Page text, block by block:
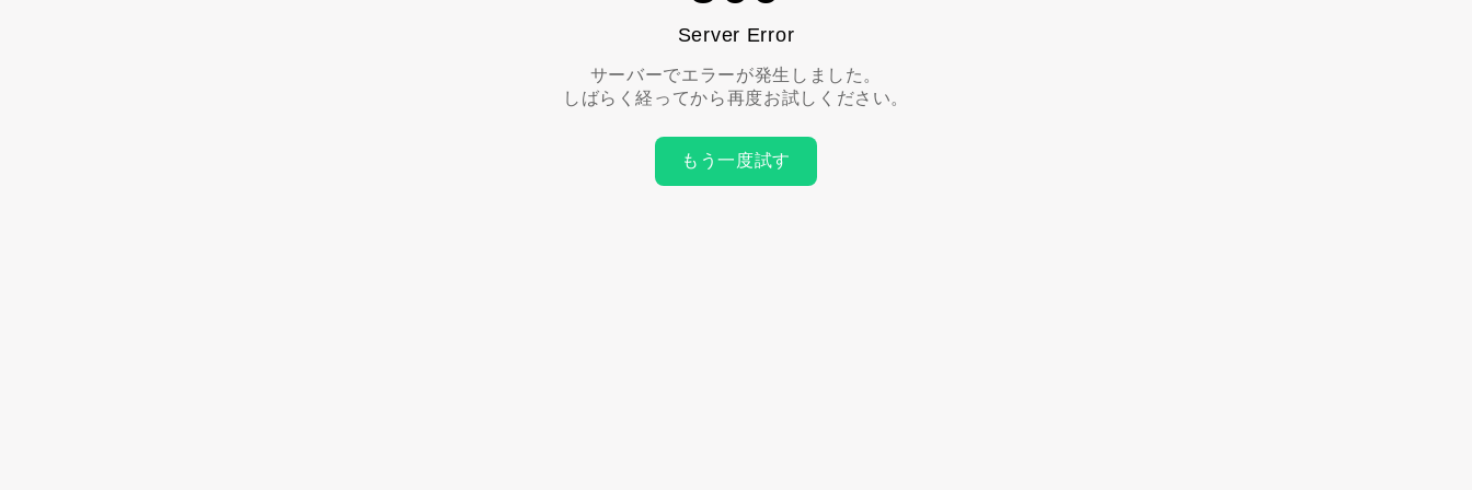
Server Error
サーバーでエラーが発生しました。
しばらく経ってから再度お試しください。
もう一度試す